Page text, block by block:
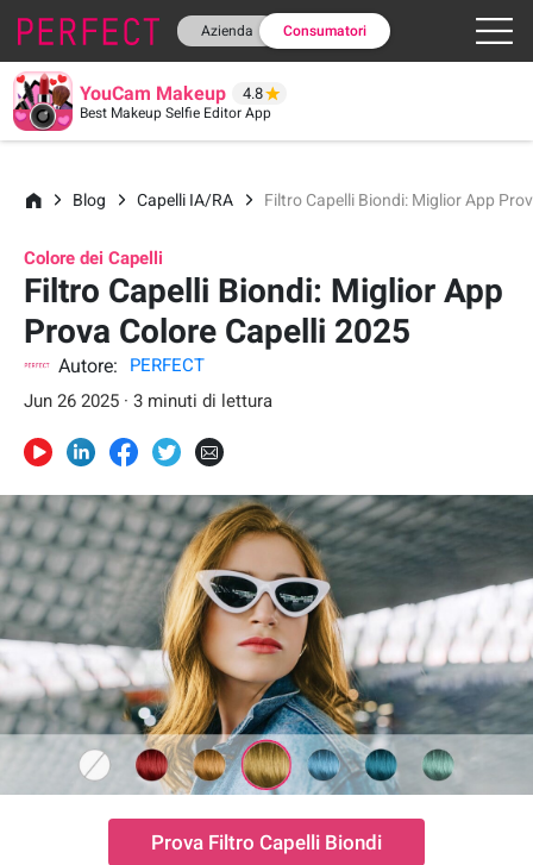
Azienda Consumatori
YouCam Makeup 4.8
Best Makeup Selfie Editor App
Blog Capelli IA/RA Filtro Capelli Biondi: Miglior App
Colore dei Capelli
Filtro Capelli Biondi: Miglior App
Prova Colore Capelli 2025
Autore:
PERFECT
Jun 26 2025 · 3 minuti di lettura
Prova Filtro Capelli Biondi